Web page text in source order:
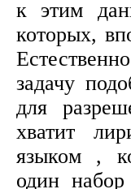
к этим
которых,
задачу
для
хватит
языком ,
один набор